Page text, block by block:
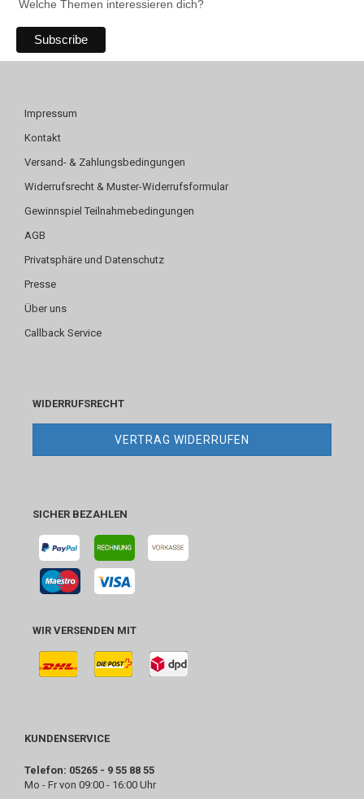
Welche Themen interessieren dich?
Impressum
Kontakt
Versand- & Zahlungsbedingungen
Widerrufsrecht & Muster-Widerrufsformular
Gewinnspiel Teilnahmebedingungen
AGB
Privatsphäre und Datenschutz
Presse
Über uns
Callback Service
WIDERRUFSRECHT
VERTRAG WIDERRUFEN
SICHER BEZAHLEN
WIR VERSENDEN MIT
KUNDENSERVICE
Telefon: 05265 - 9 55 88 55
Mo - Fr von 09:00 - 16:00 Uhr